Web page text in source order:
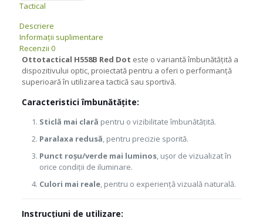
Otto
Tactical
Descriere
Informații suplimentare
Recenzii 0
Ottotactical H558B Red Dot este o variantă îmbunătățită a
dispozitivului optic, proiectată pentru a oferi o performanță
superioară în utilizarea tactică sau sportivă.
Caracteristici îmbunătățite:
Sticlă mai clară pentru o vizibilitate îmbunătățită.
Paralaxa redusă, pentru precizie sporită.
Punct roșu/verde mai luminos, ușor de vizualizat în
orice condiții de iluminare.
Culori mai reale, pentru o experiență vizuală naturală.
Instrucțiuni de utilizare: